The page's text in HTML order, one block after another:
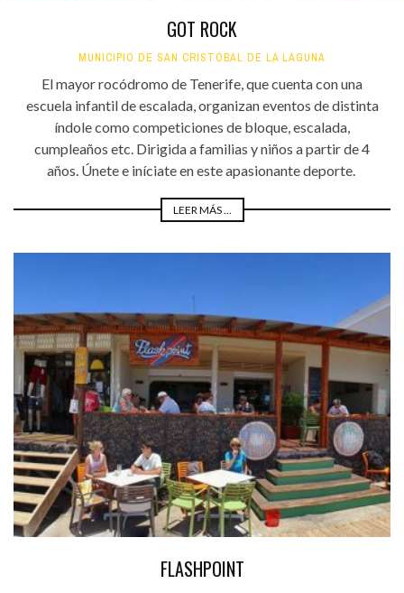
GOT ROCK
MUNICIPIO DE SAN CRISTÓBAL DE LA LAGUNA
El mayor rocódromo de Tenerife, que cuenta con una
escuela infantil de escalada, organizan eventos de distinta
índole como competiciones de bloque, escalada,
cumpleaños etc. Dirigida a familias y niños a partir de 4
años. Únete e iníciate en este apasionante deporte.
LEER MÁS ...
FLASHPOINT